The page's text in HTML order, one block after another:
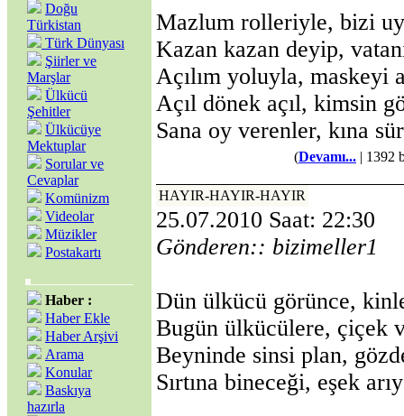
Doğu
Türkistan
Türk Dünyası
Şiirler ve
Marşlar
Ülkücü
Şehitler
Ülkücüye
Mektuplar
Sorular ve
Cevaplar
Komünizm
Videolar
Müzikler
Postakartı
Haber :
Haber Ekle
Haber Arşivi
Arama
Konular
Baskıya
hazırla
Mazlum rolleriyle, bizi
Kazan kazan deyip,
Açılım yoluyla, maskeyi
Açıl dönek açıl, kimsin
Sana oy verenler, kına
(Devamı... | 1392
HAYIR-HAYIR-HAYIR
25.07.2010 Saat: 22:30
Gönderen:: bizimeller1
Dün ülkücü görünce,
Bugün ülkücülere, çiçek
Beyninde sinsi plan,
Sırtına bineceği, eşek